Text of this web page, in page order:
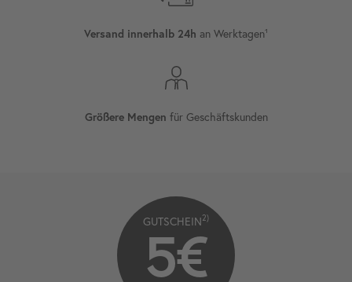
Versand innerhalb 24h an Werktagen¹
Größere Mengen für Geschäftskunden
GUTSCHEIN2)
5€